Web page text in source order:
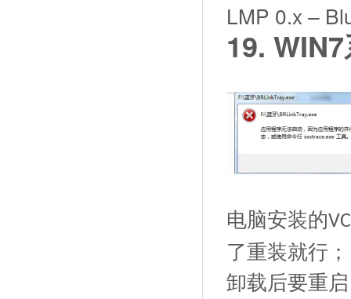
LMP 0.x –
19.
电脑安装的
了重装就行；
卸载后要重